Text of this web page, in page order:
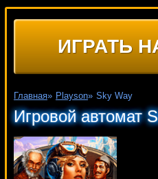
ИГРАТЬ
Главная» Playson» Sky Way
Игровой автомат